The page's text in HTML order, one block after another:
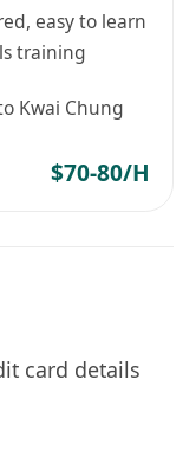
easy to learn
training
Kwai Chung
$70-80/H
card details